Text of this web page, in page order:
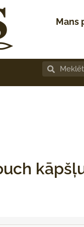
Mans